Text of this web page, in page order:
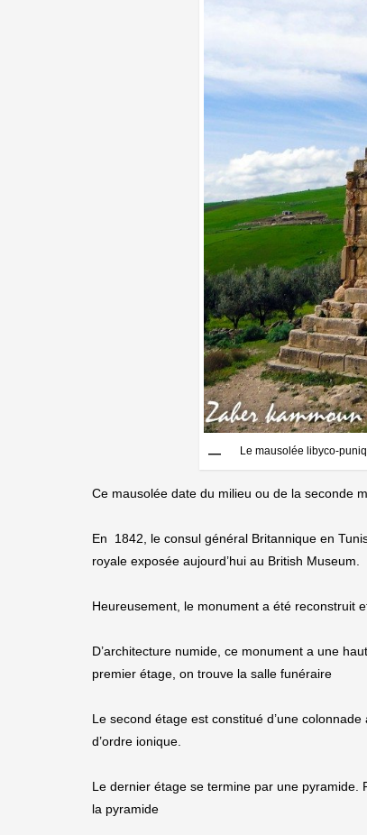
Le mausolée libyco-
Ce mausolée date du milieu ou de la seconde
En 1842, le consul général Britannique en
royale exposée aujourd’hui au British Museum.
Heureusement, le monument a été reconstruit
D’architecture numide, ce monument a une
premier étage, on trouve la salle funéraire
Le second étage est constitué d’une
d’ordre ionique.
Le dernier étage se termine par une pyramide.
la pyramide